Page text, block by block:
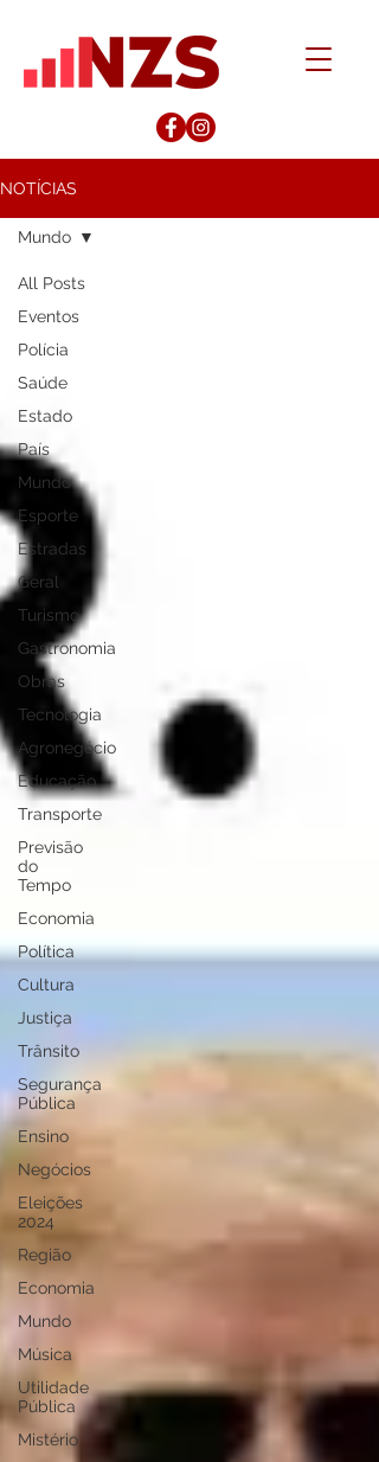
NOTÍCIAS
All Posts
Eventos
Polícia
Saúde
Estado
País
Mundo
Esporte
Estradas
Geral
Turismo
Gastronomia
Obras
Tecnologia
Agronegócio
Educação
Transporte
Previsão
do
Tempo
Economia
Política
Cultura
Justiça
Trânsito
Segurança
Pública
Ensino
Negócios
Eleições
2024
Região
Economia
Mundo
Música
Utilidade
Pública
Mistério
Mundo